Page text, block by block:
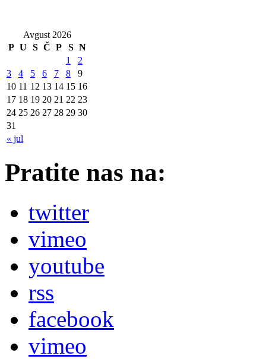
Avgust 2026
P U S Č P S N
« jul
1
2
3
4 5 6 7 8
9
10 11 12 13 14 15 16
17 18 19 20 21 22 23
24 25 26 27 28 29 30
31
Pratite nas na:
twitter
vimeo
youtube
rss
facebook
vimeo